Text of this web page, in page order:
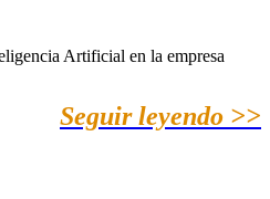
Artificial en la empresa
Seguir leyendo >>